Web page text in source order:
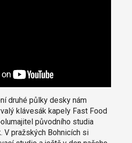
druhé půlky desky nám
klávesák kapely Fast Food
původního studia
V pražských Bohnicích si